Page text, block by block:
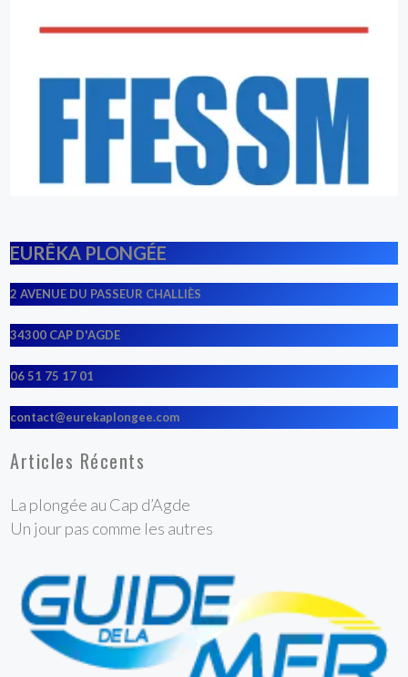
EURÊKA PLONGÉE
2 AVENUE DU PASSEUR CHALLIÈS
34300 CAP D'AGDE
06 51 75 17 01
contact@eurekaplongee.com
Articles Récents
La plongée au Cap d’Agde
Un jour pas comme les autres